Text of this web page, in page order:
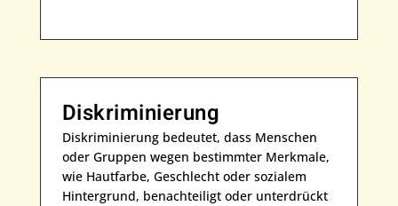
Diskriminierung
Diskriminierung bedeutet, dass Menschen
oder Gruppen wegen bestimmter Merkmale,
wie Hautfarbe, Geschlecht oder sozialem
Hintergrund, benachteiligt oder unterdrückt